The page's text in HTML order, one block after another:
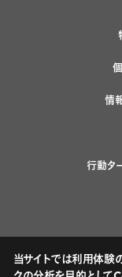
情
行動タ
当サイトでは利用体験